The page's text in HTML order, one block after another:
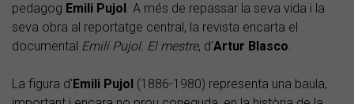
pedagog Emili Pujol . A més de repassar la seva vida i la
seva obra al reportatge central, la revista encarta el
documental Emili Pujol. El mestre, d'Artur Blasco.
La figura d' Emili Pujol (1886-1980) representa una baula,